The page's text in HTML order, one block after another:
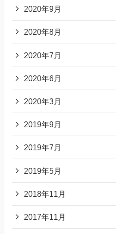
2020年9月
2020年8月
2020年7月
2020年6月
2020年3月
2019年9月
2019年7月
2019年5月
2018年11月
2017年11月